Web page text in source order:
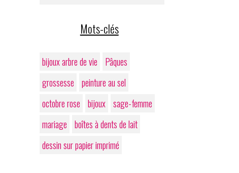
Mots-clés
bijoux arbre de vie
Pâques
grossesse
peinture au sel
octobre rose
bijoux sage-femme
mariage
boîtes à dents de lait
dessin sur papier imprimé